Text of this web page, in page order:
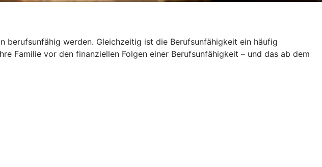
berufsunfähig werden. Gleichzeitig ist die Berufsunfähigkeit ein häufig
Familie vor den finanziellen Folgen einer Berufsunfähigkeit – und das ab dem